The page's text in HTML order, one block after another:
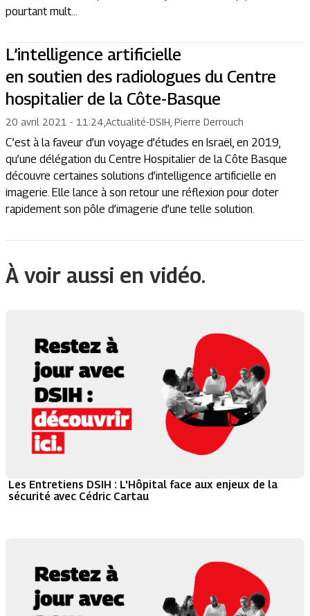
pourtant mult...
L’intelligence artificielle
en soutien des radiologues du Centre
hospitalier de la Côte-Basque
20 avril 2021 - 11:24 Actualité-DSIH, Pierre Derrouch
C’est à la faveur d’un voyage d’études en Israël, en 2019,
qu’une délégation du Centre Hospitalier de la Côte Basque
découvre certaines solutions d’intelligence artificielle en
imagerie. Elle lance à son retour une réflexion pour doter
rapidement son pôle d’imagerie d’une telle solution.
À voir aussi en vidéo.
Les Entretiens DSIH : L'Hôpital face aux enjeux de la
sécurité avec Cédric Cartau